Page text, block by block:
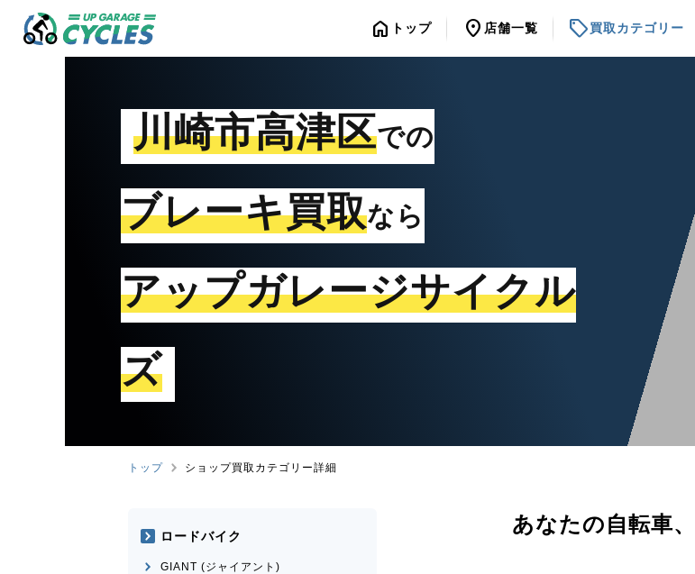
home トップ location_on 店舗一覧 sell買取カテゴリー
川崎市高津区での
ブレーキ買取なら
アップガレージサイクル
ズ
トップ ショップ買取カテゴリー詳細
あなたの自転車、
ロードバイク
GIANT (ジャイアント)